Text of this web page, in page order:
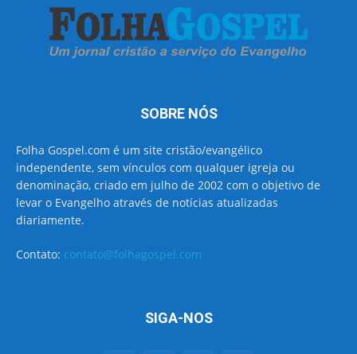
SOBRE NÓS
Folha Gospel.com é um site cristão/evangélico
independente, sem vínculos com qualquer igreja ou
denominação, criado em julho de 2002 com o objetivo de
levar o Evangelho através de notícias atualizadas
diariamente.
Contato: contato@folhagospel.com
SIGA-NOS